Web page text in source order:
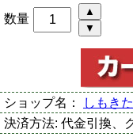
数量
ショップ名：
しもき
決済方法: 代金引換、